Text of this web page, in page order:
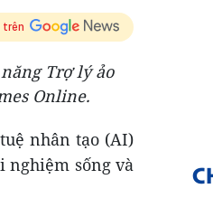
trên
Trợ lý ảo
Online.
nhân tạo (AI)
nghiệm sống và